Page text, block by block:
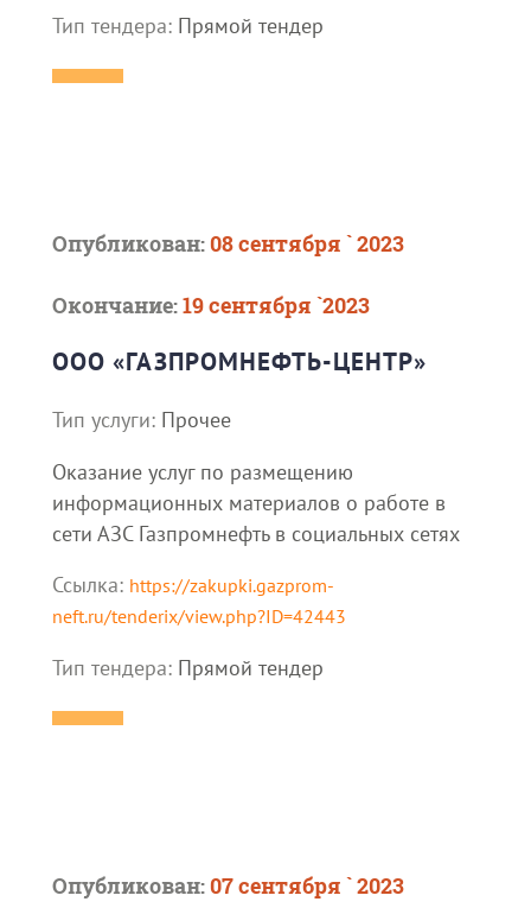
Тип тендера: Прямой тендер
Опубликован:08 сентября ` 2023
Окончание:19 сентября `2023
ООО «ГАЗПРОМНЕФТЬ-ЦЕНТР»
Тип услуги: Прочее
Оказание услуг по размещению
информационных материалов о работе в
сети АЗС Газпромнефть в социальных сетях
Ссылка: https://zakupki.gazprom-
neft.ru/tenderix/view.php?ID=42443
Тип тендера: Прямой тендер
Опубликован:07 сентября ` 2023